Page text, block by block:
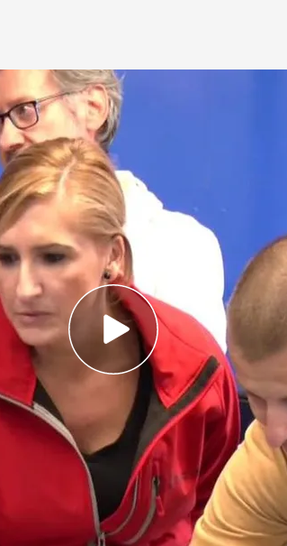
Cuatro
de la DANA acorralan más a
el ticket del párking mientras la
de la DANA. Un vídeo grabado
de Interior, Salomé Pradas,en
en la que se expresa
y en la que la
mencionar elbarranco del Poyo.